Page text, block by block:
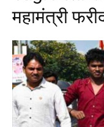
महामंत्री